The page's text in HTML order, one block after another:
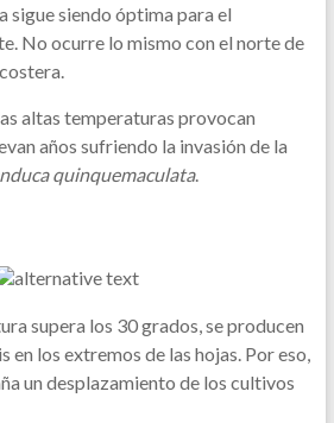
sigue siendo óptima para el
No ocurre lo mismo con el norte de
altas temperaturas provocan
años sufriendo la invasión de la
quinquemaculata.
supera los 30 grados, se producen
en los extremos de las hojas. Por eso,
un desplazamiento de los cultivos